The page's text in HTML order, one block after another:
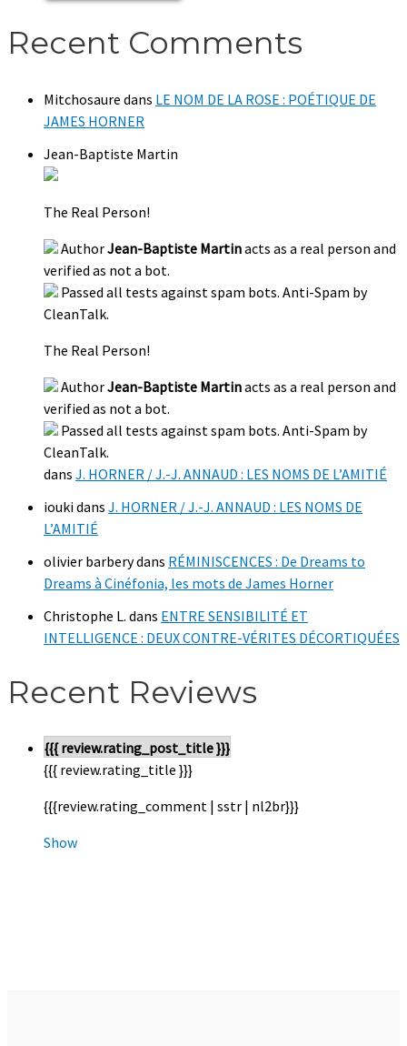
Recent Comments
Mitchosaure dans LE NOM DE LA ROSE : POÉTIQUE DE
JAMES HORNER
Jean-Baptiste Martin
The Real Person!
AuthorJean-Baptiste Martinacts as a real person and
verified as not a bot.
Passed all tests against spam bots. Anti-Spam by
CleanTalk.
The Real Person!
AuthorJean-Baptiste Martinacts as a real person and
verified as not a bot.
Passed all tests against spam bots. Anti-Spam by
CleanTalk.
dans J. HORNER / J.-J. ANNAUD : LES NOMS DE L’AMITIÉ
ioukidans J. HORNER / J.-J. ANNAUD : LES NOMS DE
L’AMITIÉ
olivier barberydans RÉMINISCENCES : De Dreams to
Dreams à Cinéfonia, les mots de James Horner
Christophe L. dans ENTRE SENSIBILITÉ ET
INTELLIGENCE : DEUX CONTRE-VÉRITES DÉCORTIQUÉES
Recent Reviews
{{{ review.rating_post_title }}}
{{{ review.rating_title }}}
{{{review.rating_comment | sstr | nl2br}}}
Show